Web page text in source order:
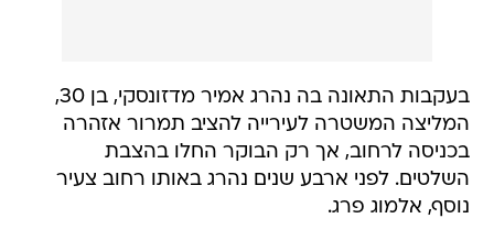
בכניסה לרחוב, אך רק הבוקר החלו בהצבת
השלטים. לפני ארבע שנים נהרג באותו רחוב צעיר
נוסף, אלמוג פרג.
שמעון זגורי, מתנדב זק"א שהגיע לשתי התאונות,